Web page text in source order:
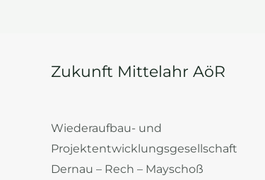
Zukunft Mittelahr AöR
Wiederaufbau- und
Projektentwicklungsgesellschaft
Dernau – Rech – Mayschoß